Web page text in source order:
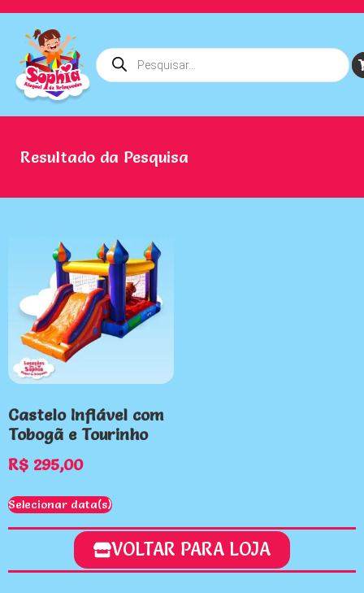
Resultado da Pesquisa
Castelo Inflável com
Tobogã e Tourinho
R$ 295,00
Selecionar data(s)
VOLTAR PARA LOJA